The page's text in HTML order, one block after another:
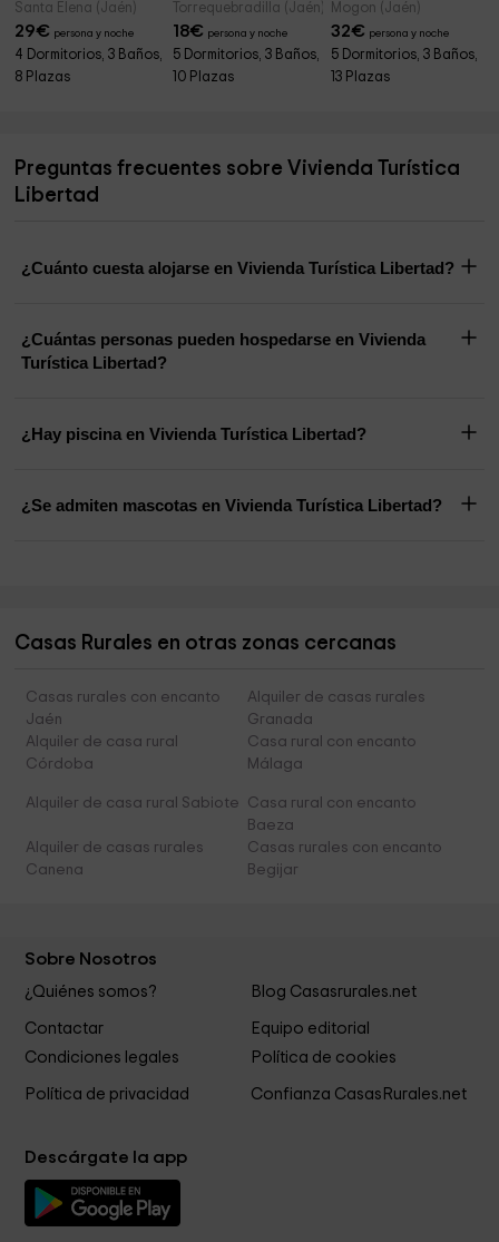
Santa Elena (Jaén)
29€ persona y noche
4 Dormitorios, 3 Baños,
8 Plazas
Torrequebradilla (Jaén)
18€ persona y noche
5 Dormitorios, 3 Baños,
10 Plazas
Mogon (Jaén)
32€ persona y noche
5 Dormitorios, 3 Baños,
13 Plazas
Preguntas frecuentes sobre Vivienda Turística
Libertad
¿Cuánto cuesta alojarse en Vivienda Turística Libertad?
¿Cuántas personas pueden hospedarse en Vivienda
Turística Libertad?
¿Hay piscina en Vivienda Turística Libertad?
¿Se admiten mascotas en Vivienda Turística Libertad?
Casas Rurales en otras zonas cercanas
Casas rurales con encanto
Jaén
Alquiler de casas rurales
Granada
Alquiler de casa rural
Córdoba
Casa rural con encanto
Málaga
Alquiler de casa rural Sabiote
Casa rural con encanto
Baeza
Alquiler de casas rurales
Canena
Casas rurales con encanto
Begijar
Sobre Nosotros
¿Quiénes somos? Blog Casasrurales.net
Contactar
Equipo editorial
Condiciones legales
Política de cookies
Política de privacidad Confianza CasasRurales.net
Descárgate la app